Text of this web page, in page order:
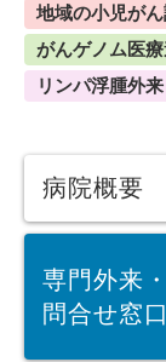
地域の小児が
がんゲノム医
リンパ浮腫外来
病院概要
専門外来・
問合せ窓口